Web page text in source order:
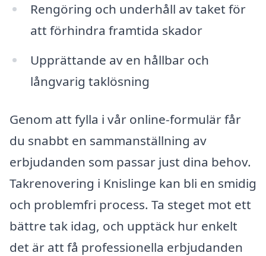
Rengöring och underhåll av taket för
att förhindra framtida skador
Upprättande av en hållbar och
långvarig taklösning
Genom att fylla i vår online-formulär får
du snabbt en sammanställning av
erbjudanden som passar just dina behov.
Takrenovering i Knislinge kan bli en smidig
och problemfri process. Ta steget mot ett
bättre tak idag, och upptäck hur enkelt
det är att få professionella erbjudanden